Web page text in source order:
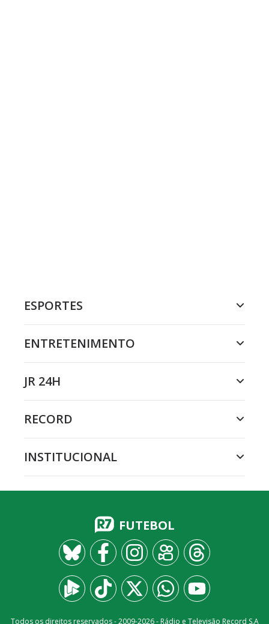
ESPORTES
ENTRETENIMENTO
JR 24H
RECORD
INSTITUCIONAL
FUTEBOL
Todos os direitos reservados - 2009-2026- Rádio e Televisão Record S.A